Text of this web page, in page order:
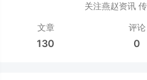
关注燕赵资讯
文章
130
评论
0